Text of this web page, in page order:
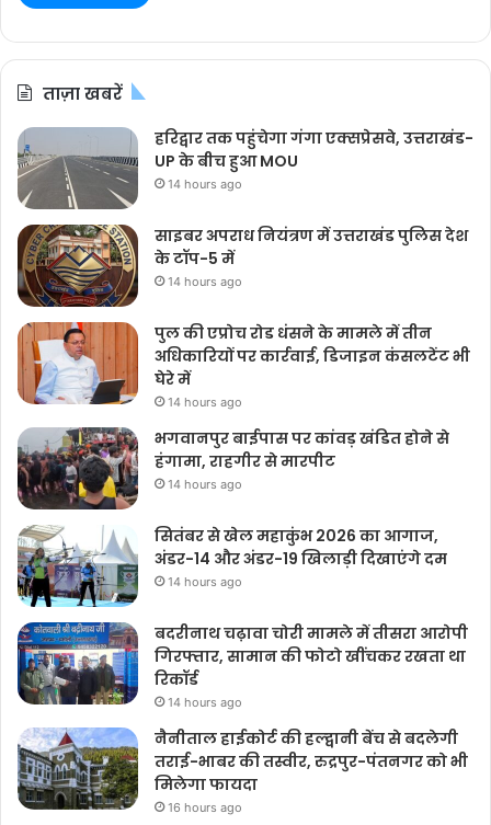
ताज़ा खबरें
हरिद्वार तक पहुंचेगा गंगा एक्सप्रेसवे, उत्तराखंड-
UP के बीच हुआ MOU
14 hours ago
साइबर अपराध नियंत्रण में उत्तराखंड पुलिस देश
के टॉप-5 में
14 hours ago
पुल की एप्रोच रोड धंसने के मामले में तीन
अधिकारियों पर कार्रवाई, डिजाइन कंसलटेंट भी
घेरे में
14 hours ago
भगवानपुर बाईपास पर कांवड़ खंडित होने से
हंगामा, राहगीर से मारपीट
14 hours ago
सितंबर से खेल महाकुंभ 2026 का आगाज,
अंडर-14 और अंडर-19 खिलाड़ी दिखाएंगे दम
14 hours ago
बदरीनाथ चढ़ावा चोरी मामले में तीसरा आरोपी
गिरफ्तार, सामान की फोटो खींचकर रखता था
रिकॉर्ड
14 hours ago
नैनीताल हाईकोर्ट की हल्द्वानी बेंच से बदलेगी
तराई-भाबर की तस्वीर, रुद्रपुर-पंतनगर को भी
मिलेगा फायदा
16 hours ago